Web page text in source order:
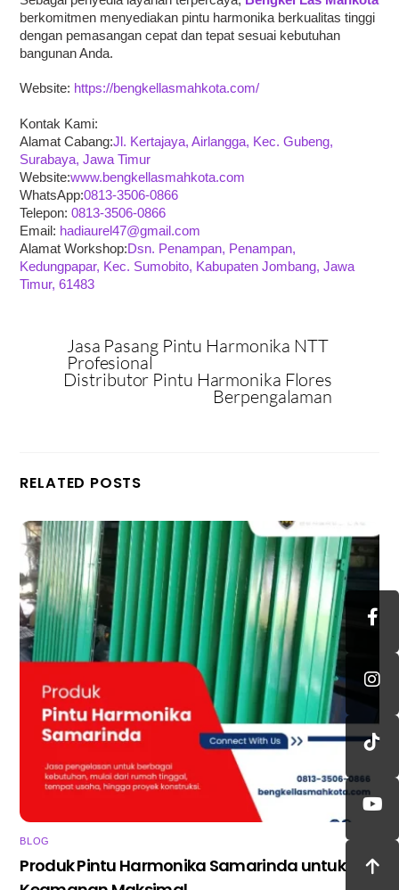
berkomitmen menyediakan pintu harmonika berkualitas tinggi
dengan pemasangan cepat dan tepat sesuai kebutuhan
bangunan Anda.
Website: https://bengkellasmahkota.com/
Kontak Kami:
Alamat Cabang:Jl. Kertajaya, Airlangga, Kec. Gubeng,
Surabaya, Jawa Timur
Website:www.bengkellasmahkota.com
WhatsApp:0813-3506-0866
Telepon:0813-3506-0866
Email: hadiaurel47@gmail.com
Alamat Workshop:Dsn. Penampan, Penampan,
Kedungpapar, Kec. Sumobito, Kabupaten Jombang, Jawa
Timur, 61483
Jasa Pasang Pintu Harmonika NTT
Profesional
Distributor Pintu Harmonika Flores
Berpengalaman
RELATED POSTS
BLOG
Produk Pintu Harmonika Samarinda untuk